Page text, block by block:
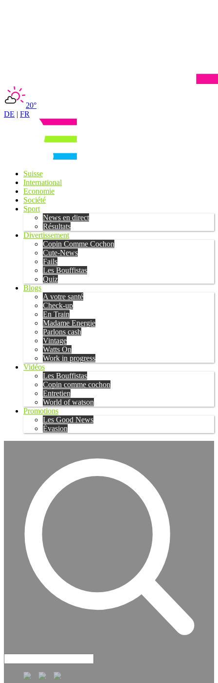
20°
DE | FR
Suisse
International
Economie
Société
Sport
News en direct
Résultats
Divertissement
Copin Comme Cochon
Cute-News
Fails
Les Bouffistas
Quiz
Blogs
A votre santé
Check-up
En Train
Madame Energie
Parlons cash
Vintage
Watts On
Work in progress
Vidéos
Les Bouffistas
Copin comme cochon
Entretien
World of watson
Promotions
Les Good News
Évasion